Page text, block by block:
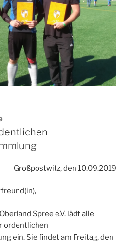
Großpostwitz, den 10.09.2019
Spree e.V. lädt alle
ordentlichen
ein. Sie findet am Freitag, den